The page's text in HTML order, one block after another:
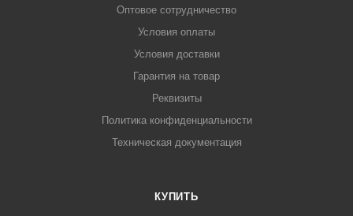
Оптовое сотрудничество
Условия оплаты
Условия доставки
Гарантия на товар
Реквизиты
Политика конфиденциальности
Техническая документация
КУПИТЬ